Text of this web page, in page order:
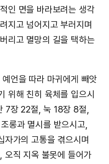
인 면을 바라보려는 생각
지고 넘어지고 부러지며
리고 멸망의 길을 택하는
언을 따라 마귀에게 빼앗
위해 친히 육체를 입으시
7장 22절, 눅 18장 8절,
롱과 멸시를 받으시고,
가의 고통을 겪으시며
오직 지옥 불못에 들어가